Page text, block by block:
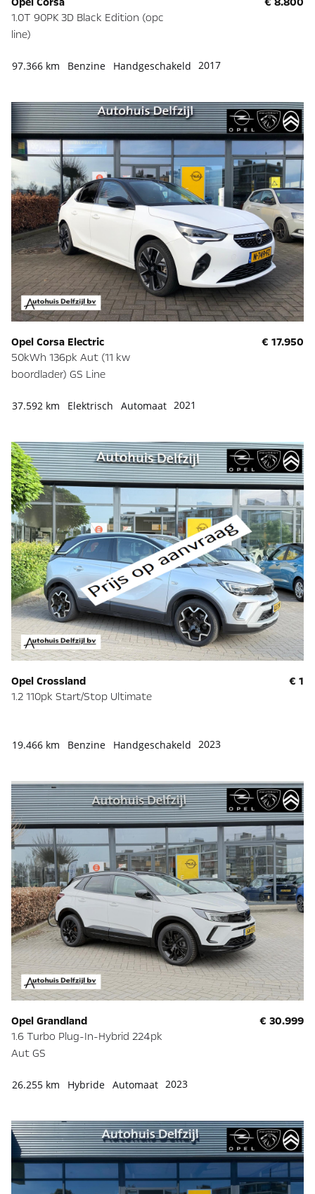
1.0T 90PK 3D Black Edition (opc
line)
97.366 km Benzine Handgeschakeld 2017
Opel Corsa Electric
50kWh 136pk Aut (11 kw
boordlader) GS Line
€ 17.950
37.592 km Elektrisch Automaat 2021
Opel Crossland
1.2 110pk Start/Stop Ultimate
€ 1
19.466 km Benzine Handgeschakeld 2023
Opel Grandland
1.6 Turbo Plug-In-Hybrid 224pk
Aut GS
€ 30.999
26.255 km Hybride Automaat 2023